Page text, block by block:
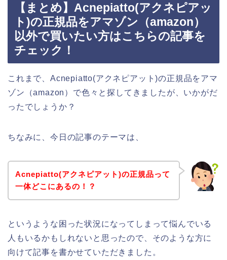
【まとめ】Acnepiatto(アクネピアッ
ト)の正規品をアマゾン（amazon）
以外で買いたい方はこちらの記事を
チェック！
これまで、Acnepiatto(アクネピアット)の正規品をアマ
ゾン（amazon）で色々と探してきましたが、いかがだ
ったでしょうか？
ちなみに、今日の記事のテーマは、
Acnepiatto(アクネピアット)の正規品って
一体どこにあるの！？
というような困った状況になってしまって悩んでいる
人もいるかもしれないと思ったので、そのような方に
向けて記事を書かせていただきました。